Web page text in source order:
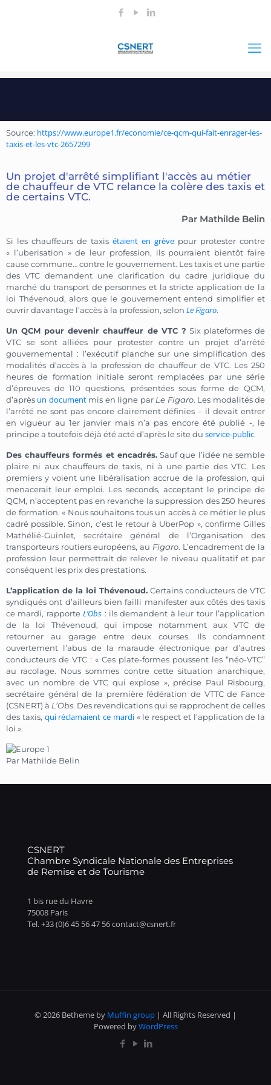
Source: https://www.europe1.fr/economie/ce-qcm-qui-fait-enrager-les-
taxis-et-les-vtc-2657299
Un projet d'arrêté simplifiant l'accès au métier
de chauffeur de VTC relance la colère des taxis et
de certains VTC.
Par Mathilde Belin
Si les chauffeurs de taxis étaient en grève pour protester contre
« l’uberisation » de leur profession, ils pourraient bientôt faire
cause commune… contre le gouvernement. Les taxis et une partie
des VTC demandent une clarification du cadre juridique du
marché du transport de personnes et la stricte application de la
loi Thévenoud, alors que le gouvernement entend simplifier et
ouvrir davantage l’accès à la profession, selon Le Figaro.
Un QCM pour devenir chauffeur de VTC ? Six plateformes de
VTC se sont alliées pour protester contre un projet d’arrêté
gouvernemental : l’exécutif planche sur une simplification des
modalités d’accès à la profession de chauffeur de VTC. Les 250
heures de formation initiale seront remplacées par une série
d’épreuves de 110 questions, présentées sous forme de QCM,
d’après un documentmis en ligne par Le Figaro. Les modalités de
l’arrêté ne sont pas encore clairement définies – il devait entrer
en vigueur au 1er janvier mais n’a pas encore été publié -, le
principe a toutefois déjà été acté d’après le site du service-public.
Des chauffeurs formés et encadrés.Sauf que l’idée ne semble
plaire ni aux chauffeurs de taxis, ni à une partie des VTC. Les
premiers y voient une libéralisation accrue de la profession, qui
menacerait leur emploi. Les seconds, acceptant le principe de
QCM, n’acceptent pas en revanche la suppression des 250 heures
de formation. « Nous souhaitons tous un accès à ce métier le plus
cadré possible. Sinon, c’est le retour à UberPop », confirme Gilles
Mathélié-Guinlet, secrétaire général de l’Organisation des
transporteurs routiers européens, au Figaro. L’encadrement de la
profession leur permettrait de relever le niveau qualitatif et par
conséquent les prix des prestations.
L’application de la loi Thévenoud. Certains conducteurs de VTC
syndiqués ont d’ailleurs bien failli manifester aux côtés des taxis
ce mardi, rapporteL’Obs : ils demandent à leur tour l’application
de la loi Thévenoud, qui impose notamment aux VTC de
retourner au garage entre deux courses. Ils condamnent
ouvertement l’abus de la maraude électronique par d’autres
conducteurs de VTC : « Ces plate-formes poussent les “néo-VTC”
au racolage. Nous sommes contre cette situation anarchique,
avec un nombre de VTC qui explose », précise Paul Risbourg,
secrétaire général de la première fédération de VTTC de Fance
(CSNERT) à L’Obs. Des revendications qui se rapprochent de celles
des taxis, qui réclamaient ce mardi« le respect et l’application de la
loi ».
Par Mathilde Belin
CSNERT
Chambre Syndicale Nationale des Entreprises
de Remise et de Tourisme
1 bis rue du Havre
75008 Paris
Tel. +33 (0)6 45 56 47 56 contact@csnert.fr
© 2026 Betheme by Muffin group | All Rights Reserved |
Powered byWordPress